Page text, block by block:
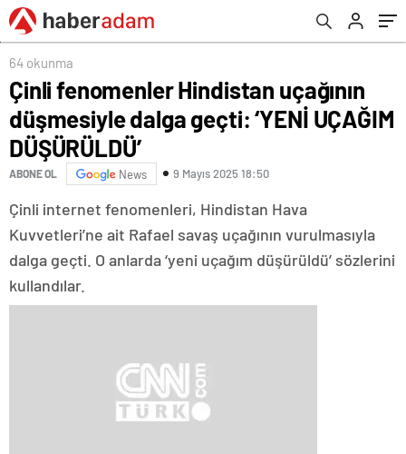
DÜŞÜRÜLDÜ’
64 okunma
Çinli fenomenler Hindistan uçağının
düşmesiyle dalga geçti: ‘YENİ UÇAĞIM
DÜŞÜRÜLDÜ’
ABONE OL News 9 Mayıs 2025 18:50
Çinli internet fenomenleri, Hindistan Hava
Kuvvetleri’ne ait Rafael savaş uçağının vurulmasıyla
dalga geçti. O anlarda ‘yeni uçağım düşürüldü’ sözlerini
kullandılar.